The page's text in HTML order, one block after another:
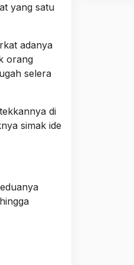
yang satu
adanya
orang
selera
di
simak ide